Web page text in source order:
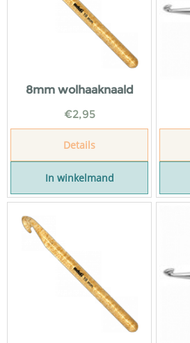
8mm wolhaaknaald
€2,95
Details
In winkelmand